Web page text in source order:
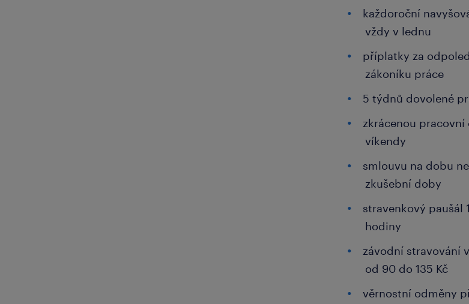
každoroční
vždy v lednu
příplatky za
zákoníku práce
5 týdnů dovolené
zkrácenou
víkendy
smlouvu na dobu
zkušební doby
stravenkový paušál
hodiny
závodní stravování
od 90 do 135 Kč
věrnostní odměny